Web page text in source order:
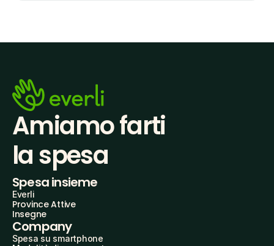
Amiamo farti
la spesa
Spesa insieme
Everli
Province Attive
Insegne
Company
Spesa su smartphone